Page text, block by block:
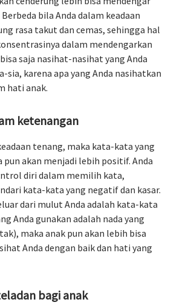
bila Anda dalam keadaan
rasa takut dan cemas, sehingga hal
dalam mendengarkan
saja nasihat-nasihat yang Anda
sia, karena apa yang Anda nasihatkan
hati anak.
ketenangan
tenang, maka kata-kata yang
pun akan menjadi lebih positif. Anda
diri dalam memilih kata,
kata-kata yang negatif dan kasar.
dari mulut Anda adalah kata-kata
Anda gunakan adalah nada yang
maka anak pun akan lebih bisa
Anda dengan baik dan hati yang
bagi anak